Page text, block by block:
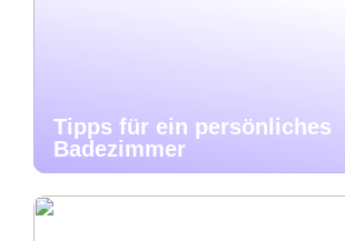
Tipps für ein persönliches
Badezimmer